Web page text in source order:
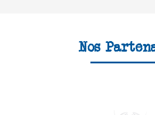
Nos